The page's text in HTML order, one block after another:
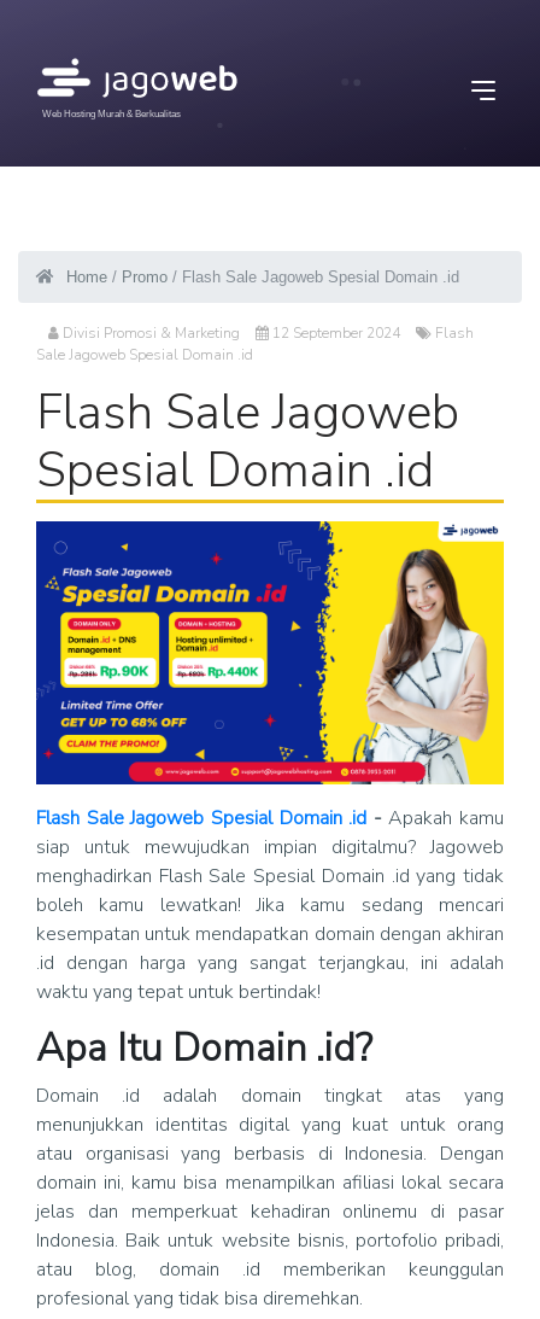
Web Hosting Murah & Berkualitas
Home / Promo / Flash Sale Jagoweb Spesial Domain .id
Divisi Promosi & Marketing 12 September 2024
Flash
Sale Jagoweb Spesial Domain .id
Flash Sale Jagoweb
Spesial Domain .id
Flash Sale Jagoweb Spesial Domain .id -Apakah kamu
siap untuk mewujudkan impian digitalmu? Jagoweb
menghadirkan Flash Sale Spesial Domain .id yang tidak
boleh kamu lewatkan! Jika kamu sedang mencari
kesempatan untuk mendapatkan domain dengan akhiran
.id dengan harga yang sangat terjangkau, ini adalah
waktu yang tepat untuk bertindak!
Apa Itu Domain .id?
Domain .id adalah domain tingkat atas yang
menunjukkan identitas digital yang kuat untuk orang
atau organisasi yang berbasis di Indonesia. Dengan
domain ini, kamu bisa menampilkan afiliasi lokal secara
jelas dan memperkuat kehadiran onlinemu di pasar
Indonesia. Baik untuk website bisnis, portofolio pribadi,
atau blog, domain .id memberikan keunggulan
profesional yang tidak bisa diremehkan.